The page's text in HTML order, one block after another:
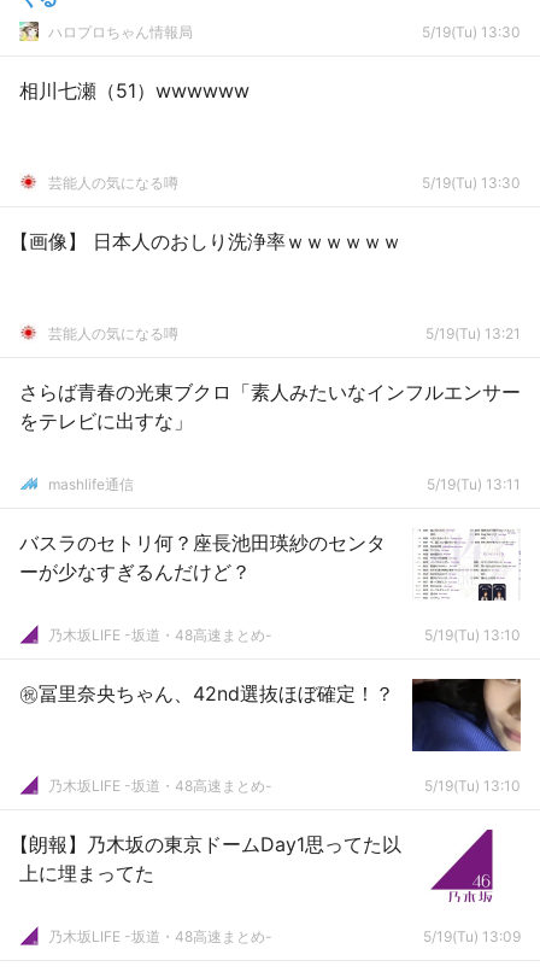
ハロプロちゃん情報局 5/19(Tu) 13:30
相川七瀬（51）wwwwww
芸能人の気になる噂 5/19(Tu) 13:30
【画像】 日本人のおしり洗浄率ｗｗｗｗｗｗ
芸能人の気になる噂 5/19(Tu) 13:21
さらば青春の光東ブクロ「素人みたいなインフルエンサー
をテレビに出すな」
mashlife通信 5/19(Tu) 13:11
バスラのセトリ何？座長池田瑛紗のセンタ
ーが少なすぎるんだけど？
乃木坂LIFE -坂道・48高速まとめ- 5/19(Tu) 13:10
㊗️冨里奈央ちゃん、42nd選抜ほぼ確定！？
乃木坂LIFE -坂道・48高速まとめ- 5/19(Tu) 13:10
【朗報】乃木坂の東京ドームDay1思ってた以
上に埋まってた
乃木坂LIFE -坂道・48高速まとめ- 5/19(Tu) 13:09